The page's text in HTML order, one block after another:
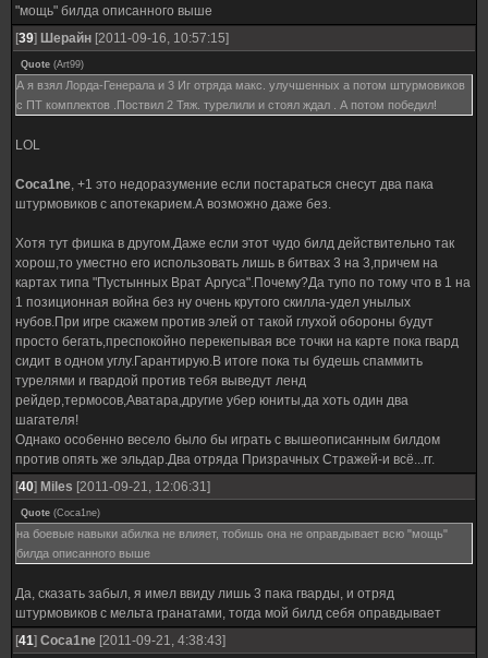
"мощь" билда описанного выше
[39] Шерайн [2011-09-16, 10:57:15]
Quote (Art99)
А я взял Лорда-Генерала и 3 Иг отряда макс. улучшенных а потом штурмовиков
с ПТ комплектов .Поствил 2 Тяж. турелили и стоял ждал . А потом победил!
LOL
Coca1ne, +1 это недоразумение если постараться снесут два пака
штурмовиков с апотекарием.А возможно даже без.
Хотя тут фишка в другом.Даже если этот чудо билд действительно так
хорош,то уместно его использовать лишь в битвах 3 на 3,причем на
картах типа "Пустынных Врат Аргуса".Почему?Да тупо по тому что в 1 на
1 позиционная война без ну очень крутого скилла-удел унылых
нубов.При игре скажем против элей от такой глухой обороны будут
просто бегать,преспокойно перекепывая все точки на карте пока гвард
сидит в одном углу.Гарантирую.В итоге пока ты будешь спаммить
турелями и гвардой против тебя выведут ленд
рейдер,термосов,Аватара,другие убер юниты,да хоть один два
шагателя!
Однако особенно весело было бы играть с вышеописанным билдом
против опять же эльдар.Два отряда Призрачных Стражей-и всё...гг.
[40] Miles [2011-09-21, 12:06:31]
Quote (Coca1ne)
на боевые навыки абилка не влияет, тобишь она не оправдывает всю "мощь"
билда описанного выше
Да, сказать забыл, я имел ввиду лишь 3 пака гварды, и отряд
штурмовиков с мельта гранатами, тогда мой билд себя оправдывает
[41] Coca1ne [2011-09-21, 4:38:43]